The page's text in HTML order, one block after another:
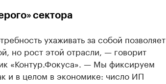
сектора
ухаживать за собой позволяет
но рост этой отрасли, — говорит
«Контур.Фокуса». — Мы фиксируем
и в целом в экономике: число ИП